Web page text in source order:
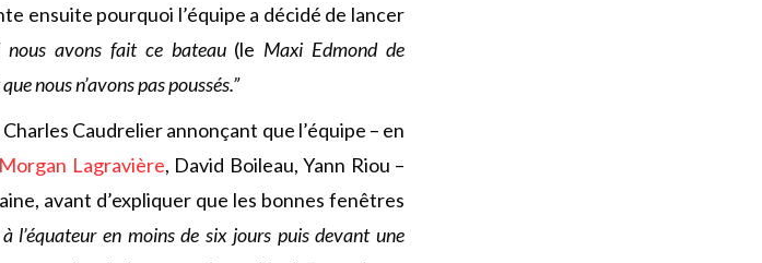
ensuite pourquoi l’équipe a décidé de lancer
nous avons fait ce bateau (le Maxi Edmond de
nous n’avons pas poussés.”
Caudrelier annonçant que l’équipe – en
Morgan Lagravière, David Boileau, Yann Riou –
avant d’expliquer que les bonnes fenêtres
l’équateur en moins de six jours puis devant une